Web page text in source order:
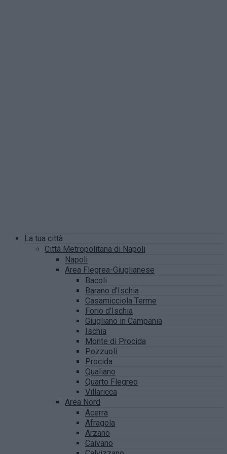
La tua città
Città Metropolitana di Napoli
Napoli
Area Flegrea-Giuglianese
Bacoli
Barano d’Ischia
Casamicciola Terme
Forio d’Ischia
Giugliano in Campania
Ischia
Monte di Procida
Pozzuoli
Procida
Qualiano
Quarto Flegreo
Villaricca
Area Nord
Acerra
Afragola
Arzano
Caivano